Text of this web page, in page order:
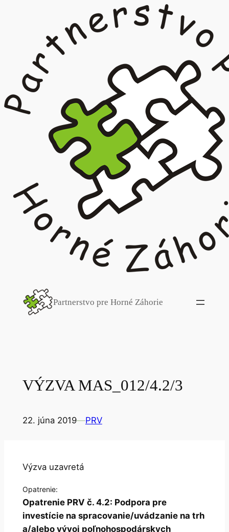
Partnerstvo pre Horné Záhorie
VÝZVA MAS_012/4.2/3
22. júna 2019—PRV
Výzva uzavretá
Opatrenie:
Opatrenie PRV č. 4.2: Podpora pre
investície na spracovanie/uvádzanie na trh
a/alebo vývoj poľnohospodárskych